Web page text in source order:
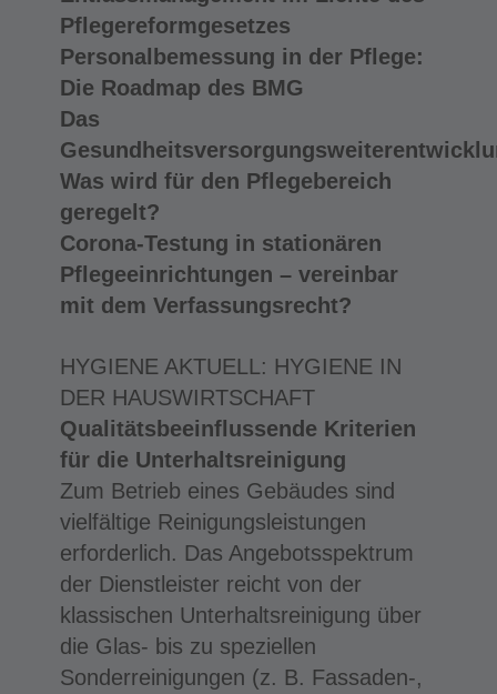
Pflegereformgesetzes
Personalbemessung in der Pflege:
Die Roadmap des BMG
Das
Was wird für den Pflegebereich
geregelt?
Corona-Testung in stationären
Pflegeeinrichtungen – vereinbar
mit dem Verfassungsrecht?
HYGIENE AKTUELL: HYGIENE IN
DER HAUSWIRTSCHAFT
Qualitätsbeeinflussende Kriterien
für die Unterhaltsreinigung
Zum Betrieb eines Gebäudes sind
vielfältige Reinigungsleistungen
erforderlich. Das Angebotsspektrum
der Dienstleister reicht von der
klassischen Unterhaltsreinigung über
die Glas- bis zu speziellen
Sonderreinigungen (z. B. Fassaden-,